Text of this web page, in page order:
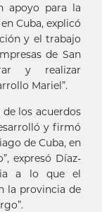
apoyo para la
Cuba, explicó
y el trabajo
de San
y realizar
Mariel”.
los acuerdos
y firmó
de Cuba, en
expresó Díaz-
a lo que el
la provincia de